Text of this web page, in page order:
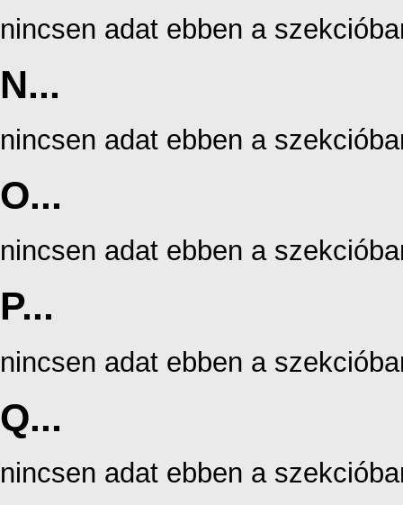
nincsen adat ebben a
N...
nincsen adat ebben a
O...
nincsen adat ebben a
P...
nincsen adat ebben a
Q...
nincsen adat ebben a